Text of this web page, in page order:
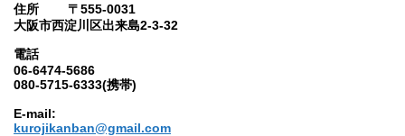
住所 〒555-0031
大阪市西淀川区出来島2-3-32
電話
06-6474-5686
080-5715-6333(携帯)
E-mail:
kurojikanban@gmail.com